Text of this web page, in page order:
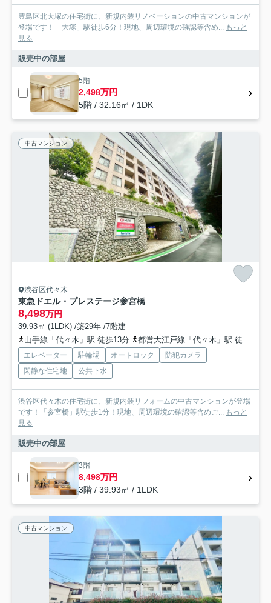
豊島区北大塚の住宅街に、新規内装リノベーションの中古マンションが
登場です！「大塚」駅徒歩6分！現地、周辺環境の確認等含め... もっと
見る
販売中の部屋
5階
2,498万円
5階 / 32.16㎡ / 1DK
中古マンション
渋谷区代々木
東急ドエル・プレステージ参宮橋
8,498万円
39.93㎡ (1LDK) /築29年 /7階建
山手線「代々木」駅 徒歩13分
都営大江戸線「代々木」駅 徒歩13分
エレベーター 駐輪場 オートロック
防犯カメラ
閑静な住宅地
公共下水
渋谷区代々木の住宅街に、新規内装リフォームの中古マンションが登場
です！「参宮橋」駅徒歩1分！現地、周辺環境の確認等含めご... もっと
見る
販売中の部屋
3階
8,498万円
3階 / 39.93㎡ / 1LDK
中古マンション